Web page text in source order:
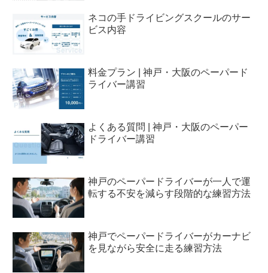
ネコの手ドライビングスクールのサー
ビス内容
料金プラン | 神戸・大阪のペーパード
ライバー講習
よくある質問 | 神戸・大阪のペーパー
ドライバー講習
神戸のペーパードライバーが一人で運
転する不安を減らす段階的な練習方法
神戸でペーパードライバーがカーナビ
を見ながら安全に走る練習方法